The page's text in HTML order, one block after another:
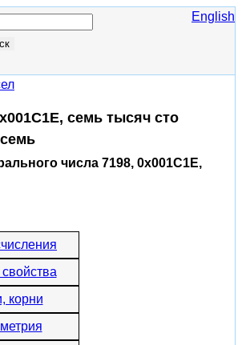
English
семь тысяч сто
числа 7198, 0x001C1E,
корни